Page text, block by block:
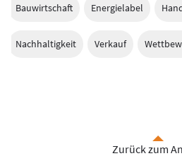
Bauwirtschaft Energielabel
Nachhaltigkeit Verkauf
Zurück zum